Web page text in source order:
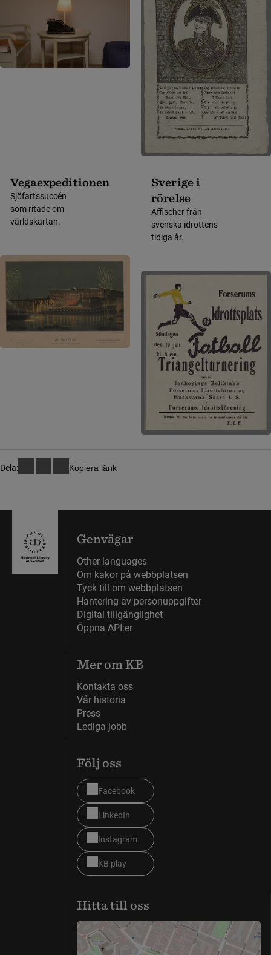
Vegaexpeditionen
Sjöfartssuccén
som ritade om
världskartan.
Sverige i
rörelse
Affischer från
svenska idrottens
tidiga år.
Dela: Kopiera länk
Genvägar
Other languages
Om kakor på webbplatsen
Tyck till om webbplatsen
Hantering av personuppgifter
Digital tillgänglighet
Öppna API:er
Mer om KB
Kontakta oss
Vår historia
Press
Lediga jobb
Följ oss
Facebook
LinkedIn
Instagram
KB play
Hitta till oss